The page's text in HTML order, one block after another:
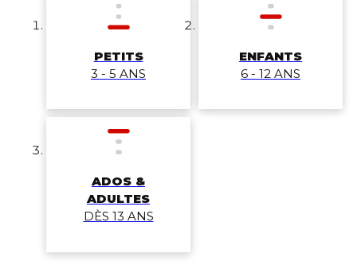
PETITS
3 - 5 ANS
ENFANTS
6 - 12 ANS
ADOS &
ADULTES
DÈS 13 ANS